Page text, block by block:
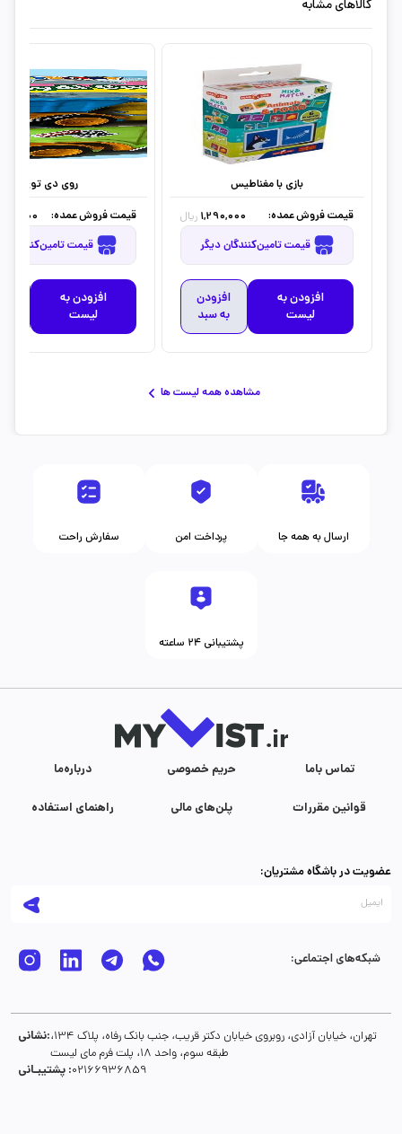
کالاهای مشابه
بازی با مغناطیس
قیمت فروش عمده:
1,290,000 ریال
قیمت تامین‌کنندگان دیگر
افزودن به
لیست
افزودن
به سبد
روی دی توی
قیمت فروش عمده:
قیمت تامین‌کنندگان دیگر
افزودن به
لیست
مشاهده همه لیست ها
سفارش راحت پرداخت امن ارسال به همه جا
پشتیبانی ۲۴ ساعته
درباره‌ما حریم خصوصی تماس با‌ما
راهنمای استفاده پلن‌های مالی قوانین مقررات
عضویت در باشگاه مشتریان:
شبکه‌های اجتماعی:
نشانی:تهران، خیابان آزادی، روبروی خیابان دکتر قریب، جنب بانک رفاه، پلاک 134،
طبقه سوم، واحد 18، پلت فرم مای لیست
پشتیبـانی :02166936859